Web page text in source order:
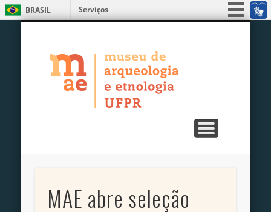
BRASIL
Serviços
Acesso à informação
Legislação
MAE – Museu
de Arqueologia
UFPR
MAE abre seleção